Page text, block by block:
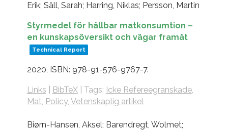
Erik; Säll, Sarah; Harring, Niklas; Persson, Martin
Styrmedel för hållbar matkonsumtion –
en kunskapsöversikt och vägar framåt
Technical Report
2020, ISBN: 978-91-576-9767-7.
Links BibTeX| Tags: Icke Refereegranskade,
Mat, Policy, Vetenskaplig artikel
Biørn-Hansen, Aksel; Barendregt, Wolmet;